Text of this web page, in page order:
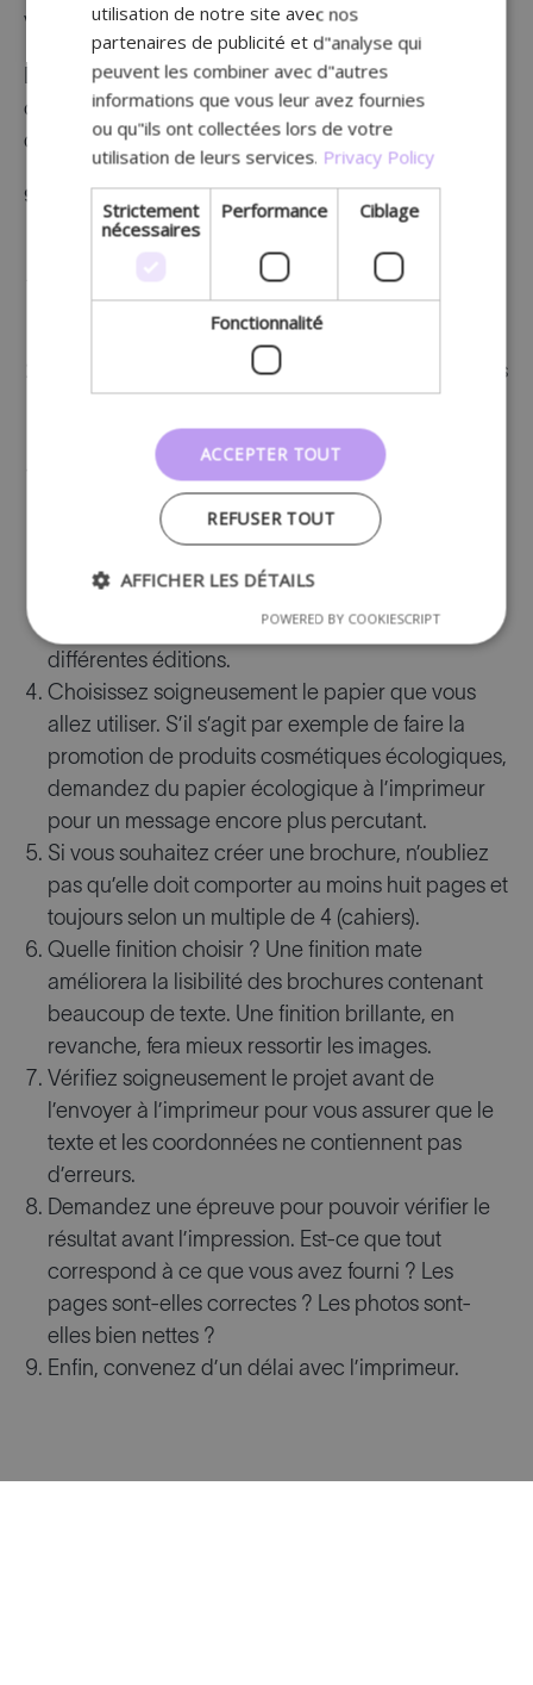
via vos communications hors ligne et inversement.
Dans la suite de ce livre blanc, vous découvrirez
comment planifier et élaborer ces supports à l’aide
des thèmes du calendrier de contenu.
9 conseils pour un support imprimé réussi
Veillez à ce que le matériel reflète votre identité
visuelle : logo, couleurs et police de caractère.
Cela vous rendra encore plus reconnaissable.
N’oubliez pas de mentionner votre adresse et vos
réseaux sociaux, etc.
Pensez à mentionner les obligations légales,
comme « Ne me jetez pas sur la voie publique »
ou l’éditeur responsable (nom et adresse). Au
dos, prévoyez un code discret, accompagné par
manière à pouvoir distinguer facilement les
différentes éditions.
Choisissez soigneusement le papier que vous
allez utiliser. S’il s’agit par exemple de faire la
promotion de produits cosmétiques écologiques,
demandez du papier écologique à l’imprimeur
pour un message encore plus percutant.
Si vous souhaitez créer une brochure, n’oubliez
pas qu’elle doit comporter au moins huit pages et
toujours selon un multiple de 4 (cahiers).
Quelle finition choisir ? Une finition mate
améliorera la lisibilité des brochures contenant
beaucoup de texte. Une finition brillante, en
revanche, fera mieux ressortir les images.
Vérifiez soigneusement le projet avant de
l’envoyer à l’imprimeur pour vous assurer que le
texte et les coordonnées ne contiennent pas
d’erreurs.
Demandez une épreuve pour pouvoir vérifier le
résultat avant l’impression. Est-ce que tout
correspond à ce que vous avez fourni ? Les
pages sont-elles correctes ? Les photos sont-
elles bien nettes ?
Enfin, convenez d’un délai avec l’imprimeur.
utilisation de notre site avec nos
partenaires de publicité et d"analyse qui
peuvent les combiner avec d"autres
informations que vous leur avez fournies
ou qu"ils ont collectées lors de votre
utilisation de leurs services. Privacy Policy
Strictement
nécessaires
Performance Ciblage
Fonctionnalité
ACCEPTER TOUT
REFUSER TOUT
AFFICHER LES DÉTAILS
POWERED BY COOKIESCRIPT